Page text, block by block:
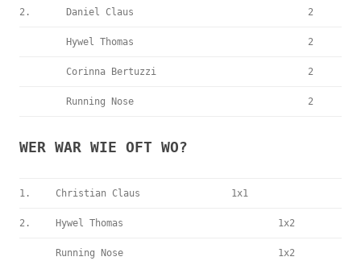
2. Daniel Claus 2
Hywel Thomas 2
Corinna Bertuzzi 2
Running Nose 2
WER WAR WIE OFT WO?
1. Christian Claus 1x1
2. Hywel Thomas 1x2
Running Nose 1x2